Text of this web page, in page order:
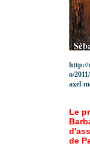
http://
o/
axel-
Le
de